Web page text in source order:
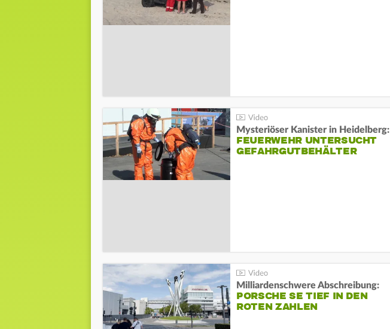
Mysteriöser Kanister in Heidelberg:
FEUERWEHR UNTERSUCHT
GEFAHRGUTBEHÄLTER
Milliardenschwere Abschreibung:
PORSCHE SE TIEF IN DEN
ROTEN ZAHLEN